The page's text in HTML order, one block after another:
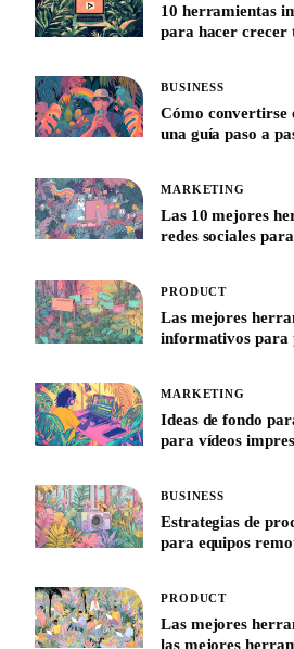
10 herramientas
para hacer crecer
Cómo convertirse
una guía paso a
Las 10 mejores
redes sociales
Las mejores
informativos para
Ideas de fondo
para vídeos
Estrategias de
para equipos
Las mejores